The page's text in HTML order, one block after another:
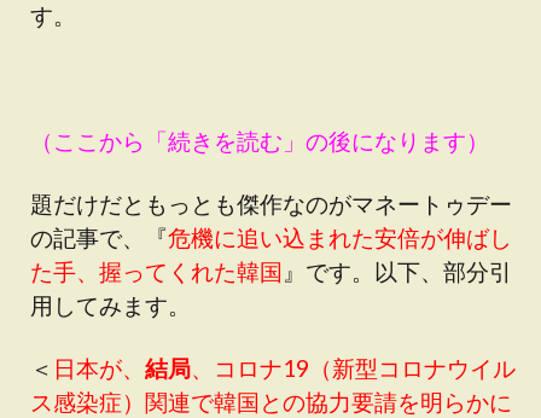
す。
（ここから「続きを読む」の後になります）
題だけだともっとも傑作なのがマネートゥデー
の記事で、『危機に追い込まれた安倍が伸ばし
た手、握ってくれた韓国 』です。以下、部分引
用してみます。
＜ 日本が、 結局、コロナ19（新型コロナウイル
ス感染症）関連で韓国との協力要請を明らかに